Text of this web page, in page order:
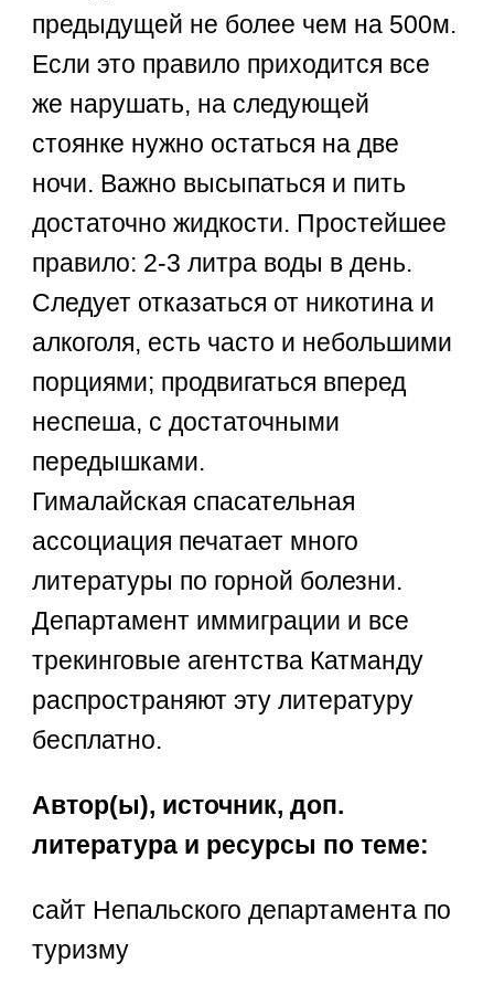
предыдущей не более чем на 500м.
Если это правило приходится все
же нарушать, на следующей
стоянке нужно остаться на две
ночи. Важно высыпаться и пить
достаточно жидкости. Простейшее
правило: 2-3 литра воды в день.
Следует отказаться от никотина и
алкоголя, есть часто и небольшими
порциями; продвигаться вперед
неспеша, с достаточными
передышками.
Гималайская спасательная
ассоциация печатает много
литературы по горной болезни.
Департамент иммиграции и все
трекинговые агентства Катманду
распространяют эту литературу
бесплатно.
Автор(ы), источник, доп.
литература и ресурсы по теме:
сайт Непальского департамента по
туризму